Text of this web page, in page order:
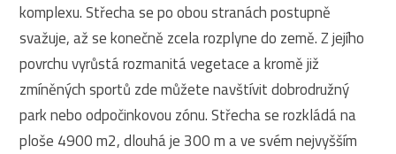
komplexu. Střecha se po obou stranách postupně
svažuje, až se konečně zcela rozplyne do země. Z jejího
povrchu vyrůstá rozmanitá vegetace a kromě již
zmíněných sportů zde můžete navštívit dobrodružný
park nebo odpočinkovou zónu. Střecha se rozkládá na
ploše 4900 m2, dlouhá je 300 m a ve svém nejvyšším